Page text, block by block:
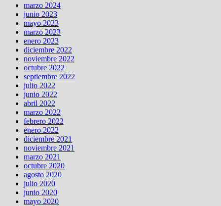
marzo 2024
junio 2023
mayo 2023
marzo 2023
enero 2023
diciembre 2022
noviembre 2022
octubre 2022
septiembre 2022
julio 2022
junio 2022
abril 2022
marzo 2022
febrero 2022
enero 2022
diciembre 2021
noviembre 2021
marzo 2021
octubre 2020
agosto 2020
julio 2020
junio 2020
mayo 2020